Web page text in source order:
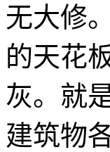
无大修
的天花
灰。就
建筑物